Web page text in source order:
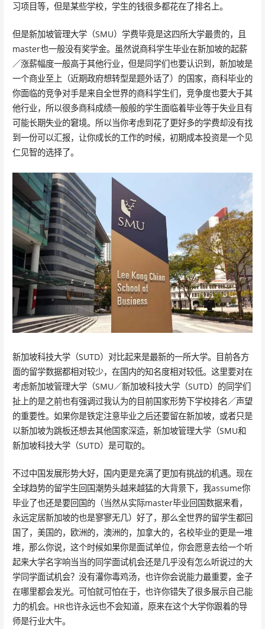
习项目等，但是某些学校，学生的钱很多都花在了排名上。
但是新加坡管理大学（SMU）学费毕竟是这四所大学最贵的，且
master也一般没有奖学金。虽然说商科学生毕业在新加坡的起薪
／涨薪幅度一般高于其他行业，但是同学们也要认识到，新加坡是
一个商业至上（近期政府想转型是题外话了）的国家，商科毕业的
你面临的竞争对手是来自全世界的商科学生们，竞争度也要大于其
他行业，所以很多商科成绩一般般的学生面临着毕业等于失业且有
可能长期失业的窘境。所以当你考虑到花了更好多的学费却没有找
到一份可以汇报，让你成长的工作的时候，初期成本投资是一个见
仁见智的选择了。
新加坡科技大学（SUTD）对比起来是最新的一所大学。目前各方
面的留学数据都相对较少，在国内的知名度相对较低。这里要对在
考虑新加坡管理大学（SMU／新加坡科技大学（SUTD）的同学们
扯上的是之前也有强调过我认为的目前国家形势下学校排名／声望
的重要性。如果你是铁定注意毕业之后还要留在新加坡，或者只是
以新加坡为跳板还想去其他国家深造，新加坡管理大学（SMU和
新加坡科技大学（SUTD）是可取的。
不过中国发展形势大好，国内更是充满了更加有挑战的机遇。现在
全球趋势的留学生回国潮势头越来越猛的大背景下，我assume你
毕业了也还是要回国的（当然从实际master毕业回国数据来看，
永远定居新加坡的也是寥寥无几）好了，那么全世界的留学生都回
国了，美国的，欧洲的，澳洲的，加拿大的，名校毕业的更是一堆
堆，那么你说，这个时候如果你是面试单位，你会愿意去给一个听
起来大学名字响当当的同学面试机会还是几乎没有怎么听说过的大
学同学面试机会？没有灌你毒鸡汤，也许你会说能力最重要，金子
在哪里都会发光。可怕就可怕在于，也许你错失了很多展示自己能
力的机会。HR也许永远也不会知道，原来在这个大学你跟着的导
师是行业大牛。